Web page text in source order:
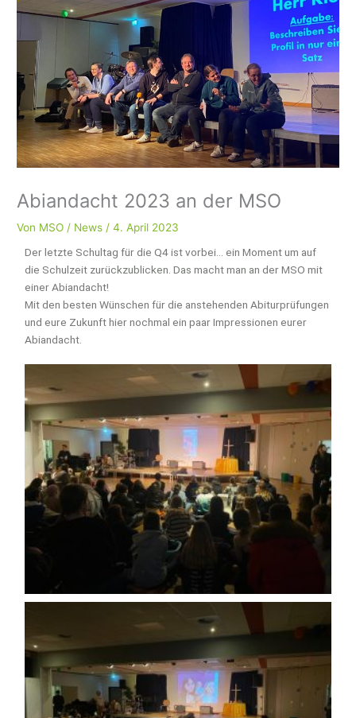
Abiandacht 2023 an der MSO
Von MSO / News /4. April 2023
Der letzte Schultag für die Q4 ist vorbei… ein Moment um auf
die Schulzeit zurückzublicken. Das macht man an der MSO mit
einer Abiandacht!
Mit den besten Wünschen für die anstehenden Abiturprüfungen
und eure Zukunft hier nochmal ein paar Impressionen eurer
Abiandacht.